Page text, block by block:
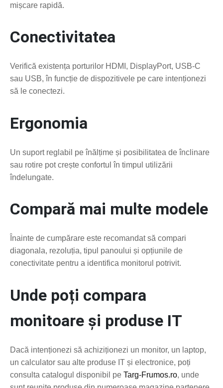
mișcare rapidă.
Conectivitatea
Verifică existența porturilor HDMI, DisplayPort, USB-C
sau USB, în funcție de dispozitivele pe care intenționezi
să le conectezi.
Ergonomia
Un suport reglabil pe înălțime și posibilitatea de înclinare
sau rotire pot crește confortul în timpul utilizării
îndelungate.
Compară mai multe modele
Înainte de cumpărare este recomandat să compari
diagonala, rezoluția, tipul panoului și opțiunile de
conectivitate pentru a identifica monitorul potrivit.
Unde poți compara
monitoare și produse IT
Dacă intenționezi să achiziționezi un monitor, un laptop,
un calculator sau alte produse IT și electronice, poți
consulta catalogul disponibil pe Targ-Frumos.ro, unde